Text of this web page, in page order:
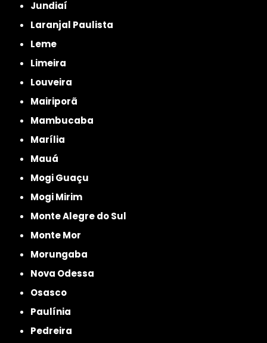
Jundiaí
Laranjal Paulista
Leme
Limeira
Louveira
Mairiporã
Mambucaba
Marília
Mauá
Mogi Guaçu
Mogi Mirim
Monte Alegre do Sul
Monte Mor
Morungaba
Nova Odessa
Osasco
Paulínia
Pedreira